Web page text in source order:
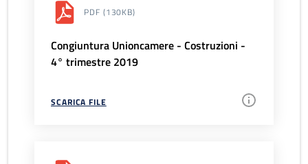
PDF (130KB)
Congiuntura Unioncamere - Costruzioni -
4° trimestre 2019
SCARICA FILE